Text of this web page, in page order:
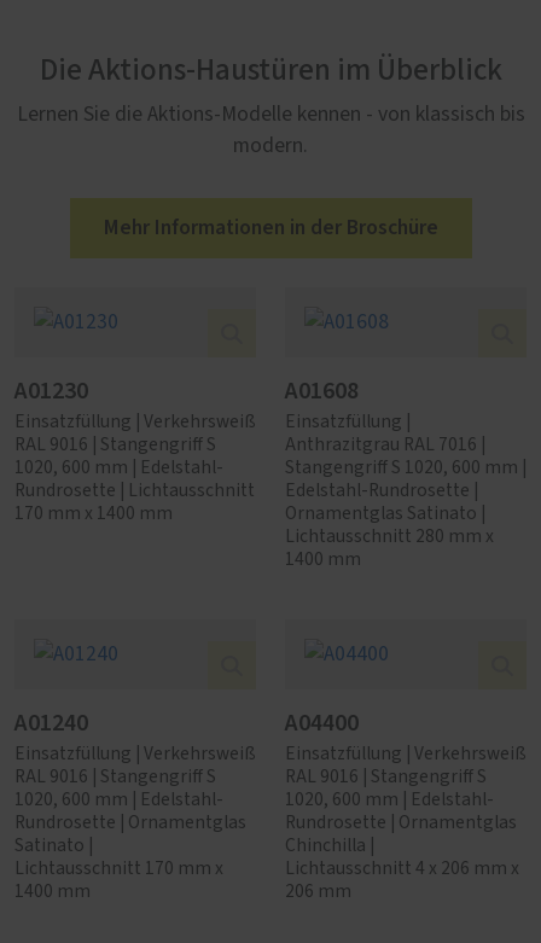
Die Aktions-Haustüren im Überblick
Lernen Sie die Aktions-Modelle kennen - von klassisch bis
modern.
Mehr Informationen in der Broschüre
A01230
Einsatzfüllung | Verkehrsweiß
RAL 9016 | Stangengriff S
1020, 600 mm | Edelstahl-
Rundrosette | Lichtausschnitt
170 mm x 1400 mm
A01608
Einsatzfüllung |
Anthrazitgrau RAL 7016 |
Stangengriff S 1020, 600 mm |
Edelstahl-Rundrosette |
Ornamentglas Satinato |
Lichtausschnitt 280 mm x
1400 mm
A01240
Einsatzfüllung | Verkehrsweiß
RAL 9016 | Stangengriff S
1020, 600 mm | Edelstahl-
Rundrosette | Ornamentglas
Satinato |
Lichtausschnitt 170 mm x
1400 mm
A04400
Einsatzfüllung | Verkehrsweiß
RAL 9016 | Stangengriff S
1020, 600 mm | Edelstahl-
Rundrosette | Ornamentglas
Chinchilla |
Lichtausschnitt 4 x 206 mm x
206 mm